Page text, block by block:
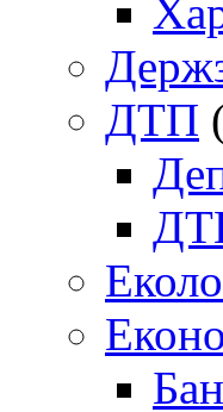
ДТП